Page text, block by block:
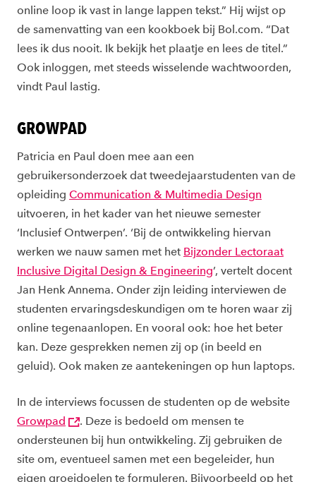
online loop ik vast in lange lappen tekst.” Hij wijst op
de samenvatting van een kookboek bij Bol.com. “Dat
lees ik dus nooit. Ik bekijk het plaatje en lees de titel.”
Ook inloggen, met steeds wisselende wachtwoorden,
vindt Paul lastig.
GROWPAD
Patricia en Paul doen mee aan een
gebruikersonderzoek dat tweedejaarstudenten van de
opleiding Communication & Multimedia Design
uitvoeren, in het kader van het nieuwe semester
‘Inclusief Ontwerpen’. ‘Bij de ontwikkeling hiervan
werken we nauw samen met het Bijzonder Lectoraat
Inclusive Digital Design & Engineering’, vertelt docent
Jan Henk Annema. Onder zijn leiding interviewen de
studenten ervaringsdeskundigen om te horen waar zij
online tegenaanlopen. En vooral ook: hoe het beter
kan. Deze gesprekken nemen zij op (in beeld en
geluid). Ook maken ze aantekeningen op hun laptops.
In de interviews focussen de studenten op de website
Growpad
. Deze is bedoeld om mensen te
ondersteunen bij hun ontwikkeling. Zij gebruiken de
site om, eventueel samen met een begeleider, hun
eigen groeidoelen te formuleren. Bijvoorbeeld op het